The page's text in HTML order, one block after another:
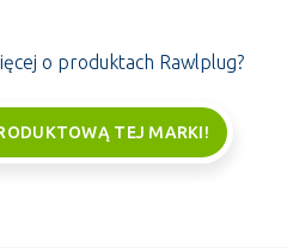
o produktach Rawlplug?
TEJ MARKI!